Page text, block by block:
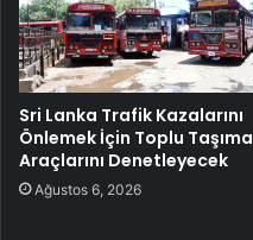
Sri Lanka Trafik Kazalarını
Önlemek İçin Toplu Taşıma
Araçlarını Denetleyecek
Ağustos 6, 2026